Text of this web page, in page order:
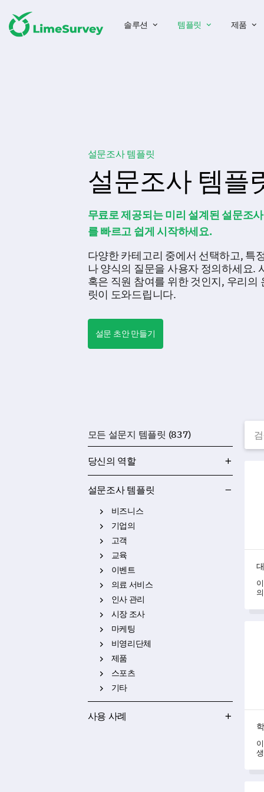
솔루션 템플릿 제품
설문조사 템플릿
설문조사 템플
무료로 제공되는 미리 설계된 설문조
를 빠르고 쉽게 시작하세요.
다양한 카테고리 중에서 선택하고, 특
나 양식의 질문을 사용자 정의하세요.
혹은 직원 참여를 위한 것인지, 우리의
릿이 도와드립니다.
설문 초안 만들기
대
학
예
모든 설문지 템플릿 (837)
당신의 역할
설문조사 템플릿
비즈니스
기업의
고객
교육
이벤트
의료 서비스
인사 관리
시장 조사
마케팅
비영리단체
제품
스포츠
기타
사용 사례